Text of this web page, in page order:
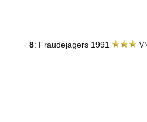
8: Fraudejagers 1991